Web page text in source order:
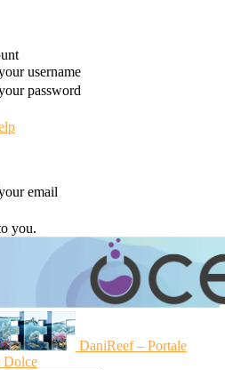
username
password
email
you.
DaniReef – Portale
Dolce